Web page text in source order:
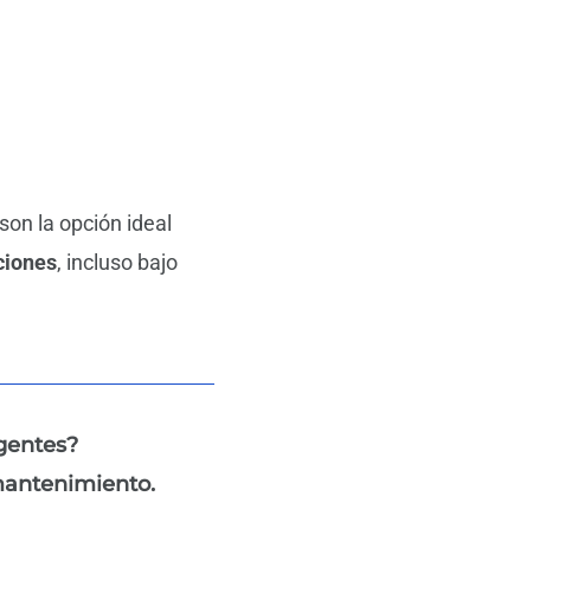
la opción ideal
, incluso bajo